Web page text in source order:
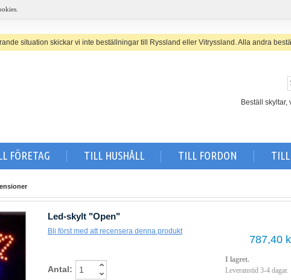
situation skickar vi inte beställningar till Ryssland eller Vitryssland. Alla andra
Beställ
FÖRETAG TILL HUSHÅLL TILL FORDON
Led-skylt "Open"
Bli först med att recensera denna produkt
787,40
Antal:
I lagret.
Leveranstid 3-4 dagar.